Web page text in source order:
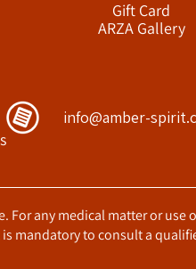
Gift Card
ARZA Gallery
info@amber-
any medical matter or use
mandatory to consult a